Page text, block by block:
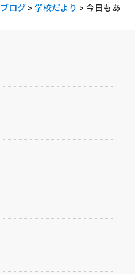
ブログ > 学校だより > 今日もあ